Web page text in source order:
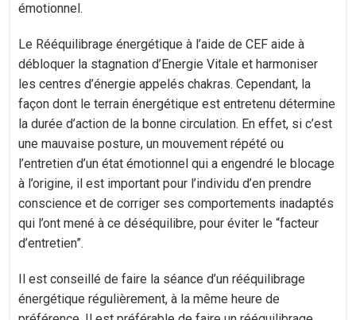
émotionnel.
Le Rééquilibrage énergétique à l’aide de CEF aide à
débloquer la stagnation d’Energie Vitale et harmoniser
les centres d’énergie appelés chakras. Cependant, la
façon dont le terrain énergétique est entretenu détermine
la durée d’action de la bonne circulation. En effet, si c’est
une mauvaise posture, un mouvement répété ou
l’entretien d’un état émotionnel qui a engendré le blocage
à l’origine, il est important pour l’individu d’en prendre
conscience et de corriger ses comportements inadaptés
qui l’ont mené à ce déséquilibre, pour éviter le “facteur
d’entretien”.
Il est conseillé de faire la séance d’un rééquilibrage
énergétique régulièrement, à la même heure de